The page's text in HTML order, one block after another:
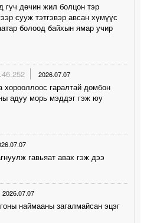
гуч дөчин жил болцон тэр
сууж тэтгэвэр авсан хүмүүс
болоод байхын ямар учир
2026.07.07
хорооллоос гаралтай домбон
адуу морь мэддэг гэж юу
гавьяат авах гэж дээ
2026.07.07
наймааны загалмайсан эцэг